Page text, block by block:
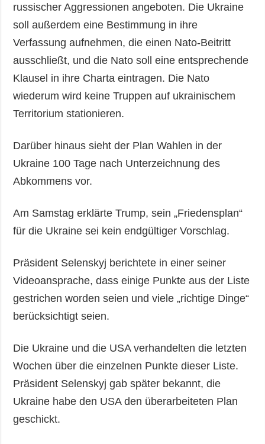
russischer Aggressionen angeboten. Die Ukraine
soll außerdem eine Bestimmung in ihre
Verfassung aufnehmen, die einen Nato-Beitritt
ausschließt, und die Nato soll eine entsprechende
Klausel in ihre Charta eintragen. Die Nato
wiederum wird keine Truppen auf ukrainischem
Territorium stationieren.
Darüber hinaus sieht der Plan Wahlen in der
Ukraine 100 Tage nach Unterzeichnung des
Abkommens vor.
Am Samstag erklärte Trump, sein „Friedensplan“
für die Ukraine sei kein endgültiger Vorschlag.
Präsident Selenskyj berichtete in einer seiner
Videoansprache, dass einige Punkte aus der Liste
gestrichen worden seien und viele „richtige Dinge“
berücksichtigt seien.
Die Ukraine und die USA verhandelten die letzten
Wochen über die einzelnen Punkte dieser Liste.
Präsident Selenskyj gab später bekannt, die
Ukraine habe den USA den überarbeiteten Plan
geschickt.